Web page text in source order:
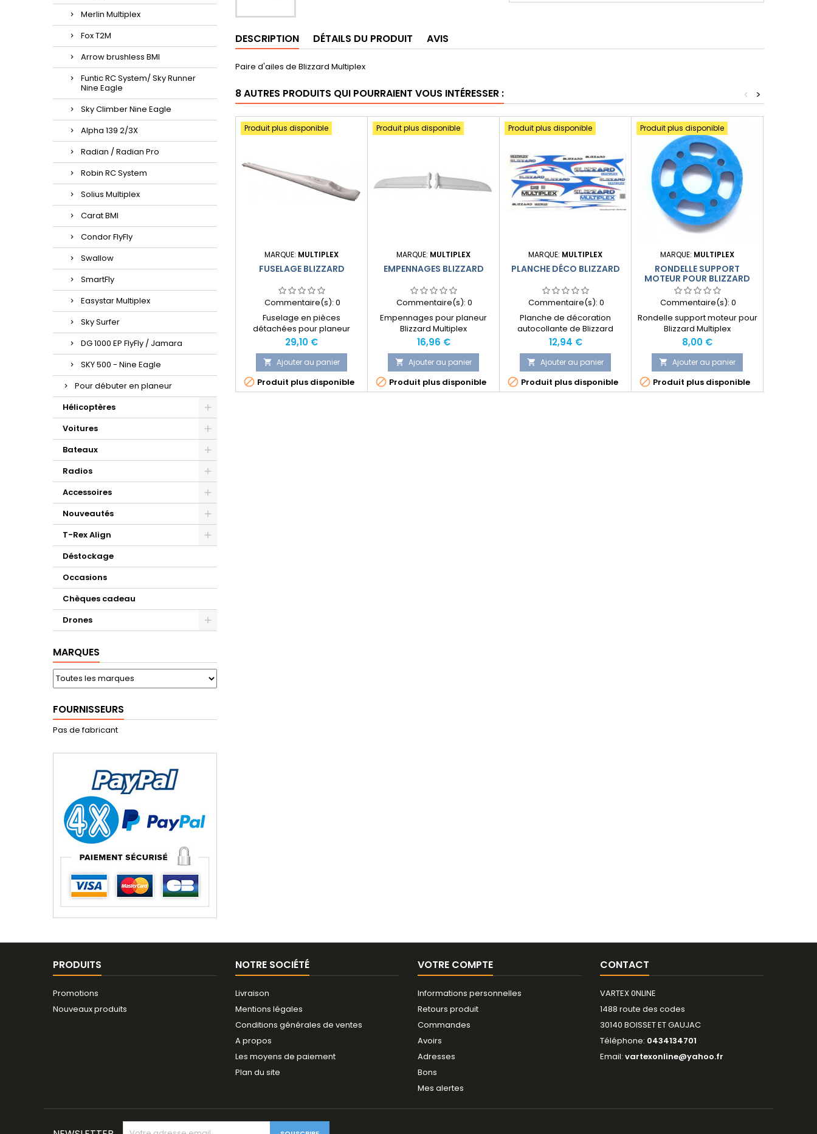
Merlin Multiplex
Fox T2M
Arrow brushless BMI
Funtic RC System/ Sky Runner
Nine Eagle
Sky Climber Nine Eagle
Alpha 139 2/3X
Radian / Radian Pro
Robin RC System
Solius Multiplex
Carat BMI
Condor FlyFly
Swallow
SmartFly
Easystar Multiplex
Sky Surfer
DG 1000 EP FlyFly / Jamara
SKY 500 - Nine Eagle
Pour débuter en planeur
Hélicoptères
Voitures
Bateaux
Radios
Accessoires
Nouveautés
T-Rex Align
Déstockage
Occasions
Chèques cadeau
Drones
MARQUES
FOURNISSEURS
Pas de fabricant
DESCRIPTION DÉTAILS DU PRODUIT AVIS
Paire d'ailes de Blizzard Multiplex
8 AUTRES PRODUITS QUI POURRAIENT VOUS INTÉRESSER : >
<
Produit plus disponible
MARQUE: MULTIPLEX
FUSELAGE BLIZZARD
Commentaire(s): 0
Fuselage en pièces
détachées pour planeur
Multiplex Blizzard
Prix
29,10 €
 Ajouter au panier
 Produit plus disponible
Produit plus disponible
MARQUE: MULTIPLEX
EMPENNAGES BLIZZARD
Commentaire(s): 0
Empennages pour planeur
Blizzard Multiplex
Prix
16,96 €
 Ajouter au panier
 Produit plus disponible
Produit plus disponible
MARQUE: MULTIPLEX
PLANCHE DÉCO BLIZZARD
Commentaire(s): 0
Planche de décoration
autocollante de Blizzard
Multiplex
Prix
12,94 €
 Ajouter au panier
 Produit plus disponible
Produit plus disponible
MARQUE: MULTIPLEX
RONDELLE SUPPORT
MOTEUR POUR BLIZZARD
Commentaire(s): 0
Rondelle support moteur pour
Blizzard Multiplex
Prix
8,00 €
 Ajouter au panier
 Produit plus disponible
PRODUITS
Promotions
Nouveaux produits
NOTRE SOCIÉTÉ
Livraison
Mentions légales
Conditions générales de ventes
A propos
Les moyens de paiement
Plan du site
VOTRE COMPTE
Informations personnelles
Retours produit
Commandes
Avoirs
Adresses
Bons
Mes alertes
CONTACT
VARTEX 0NLINE
1488 route des codes
30140 BOISSET ET GAUJAC
Téléphone: 0434134701
Email: vartexonline@yahoo.fr